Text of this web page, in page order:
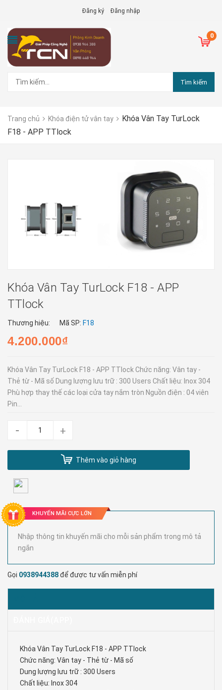
Đăng ký Đăng nhập
0
Tìm kiếm
Trang chủ Khóa điện tử vân tay
Khóa Vân Tay TurLock
F18 - APP TTlock
Khóa Vân Tay TurLock F18 - APP
TTlock
Thương hiệu: Mã SP: F18
4.200.000₫
Khóa Vân Tay TurLock F18 - APP TTlock Chức năng: Vân tay -
Thẻ từ - Mã số Dung lượng lưu trữ : 300 Users Chất liệu: Inox 304
Phù hợp thay thế các loại cửa tay nắm tròn Nguồn điện : 04 viên
Pin...
- +
Thêm vào giỏ hàng
KHUYẾN MÃI CỰC LỚN
Nhập thông tin khuyến mãi cho mỗi sản phẩm trong mô tả
ngắn
Gọi 0938944388để được tư vấn miễn phí
Khóa Vân Tay TurLock F18 - APP TTlock
Chức năng: Vân tay - Thẻ từ - Mã số
Dung lượng lưu trữ : 300 Users
Chất liệu: Inox 304